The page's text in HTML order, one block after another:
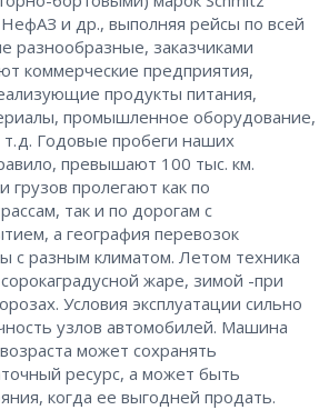
и др., выполняя рейсы по всей
разнообразные, заказчиками
коммерческие предприятия,
продукты питания,
промышленное оборудование,
д. Годовые пробеги наших
превышают 100 тыс. км.
пролегают как по
так и по дорогам с
а география перевозок
с разным климатом. Летом техника
жаре, зимой -​при
Условия эксплуатации сильно
узлов автомобилей. Машина
может сохранять
ресурс, а может быть
когда ее выгодней продать.